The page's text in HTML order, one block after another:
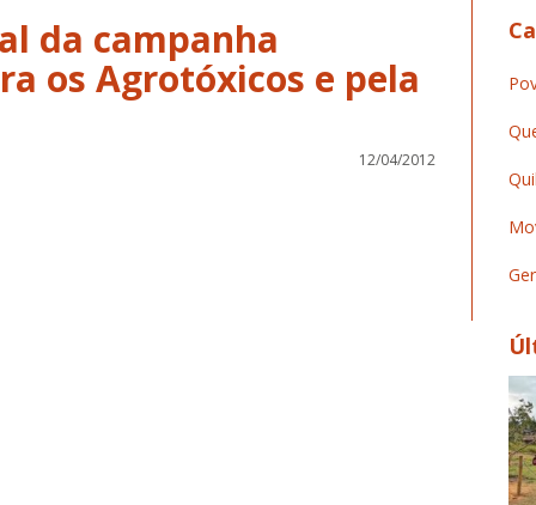
da campanha
os Agrotóxicos e pela
12/04/2012